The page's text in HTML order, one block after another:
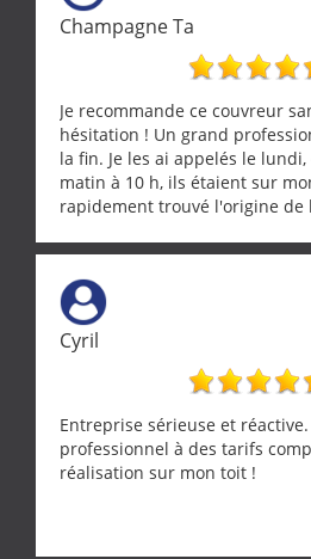
Champagne Ta
Je recommande ce couvreur
hésitation ! Un grand
la fin. Je les ai appelés le
matin à 10 h, ils étaient sur
rapidement trouvé l'origine
Une équipe sérieuse, réactive
vraiment rassurant de pouvoir
artisans aussi professionnels.
Cyril
Entreprise sérieuse et
professionnel à des tarifs
réalisation sur mon toit !